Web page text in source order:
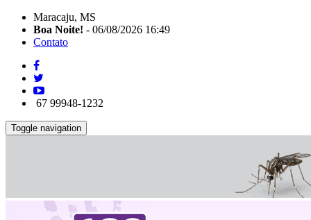
Maracaju, MS
Boa Noite! - 06/08/2026 16:49
Contato
67 99948-1232
Toggle navigation